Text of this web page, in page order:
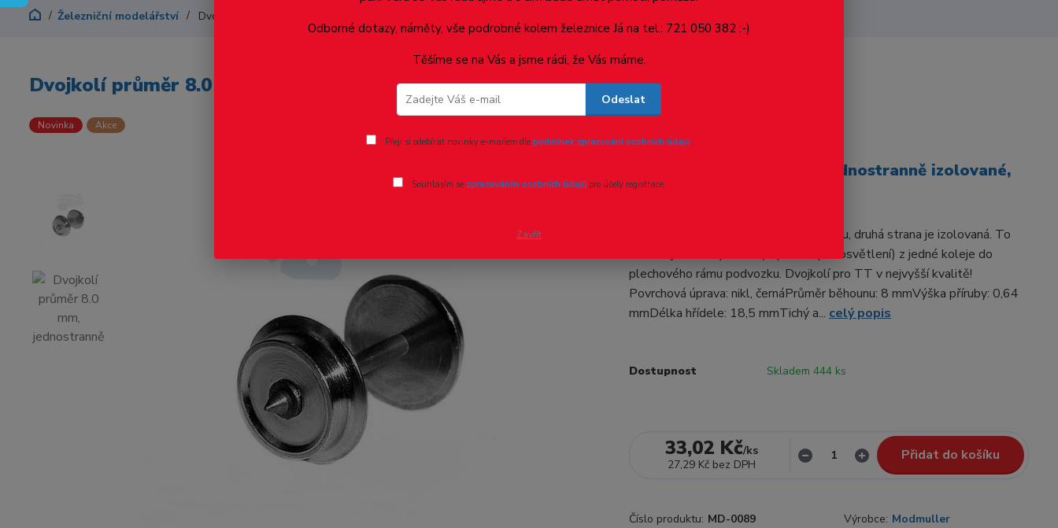
Železniční modelářství Dvojkolí průměr 8.0 mm, jednostranně izolované, TT, MD 0089
Dvojkolí průměr 8.0 mm, jednostranně izolované, TT, MD 0089
Novinka Akce
Dvojkolí průměr 8.0 mm, jednostranně izolované,
TT, MD 0089
Jedna strana je vodivě spojena s osičkou, druhá strana je izolovaná. To
umožňuje odběr proudu (například pro osvětlení) z jedné koleje do
plechového rámu podvozku. Dvojkolí pro TT v nejvyšší kvalitě!
Povrchová úprava: nikl, černáPrůměr běhounu: 8 mmVýška příruby: 0,64
mmDélka hřídele: 18,5 mmTichý a... celý popis
Dostupnost Skladem 444 ks
33,02 Kč/ks
27,29 Kč bez DPH
Přidat do košíku
Číslo produktu: MD-0089 Výrobce: Modmuller
Odborné dotazy, náměty, vše podrobné kolem železnice Já na tel.: 721 050 382 :-)
Těšíme se na Vás a jsme rádi, že Vás máme.
Odeslat
Přeji si odebírat novinky e-mailem dle podmínek zpracování osobních údajů.
Souhlasím se zpracováním osobních údajůpro účely registrace.
Zavřít